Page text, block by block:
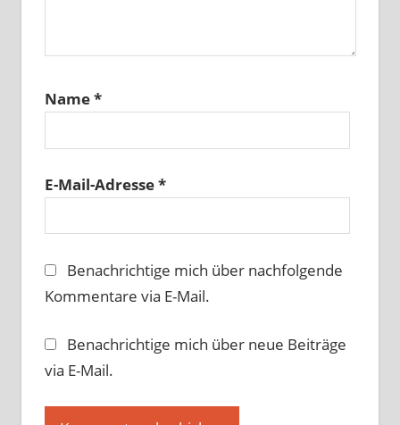
Name*
E-Mail-Adresse*
Benachrichtige mich über nachfolgende
Kommentare via E-Mail.
Benachrichtige mich über neue Beiträge
via E-Mail.